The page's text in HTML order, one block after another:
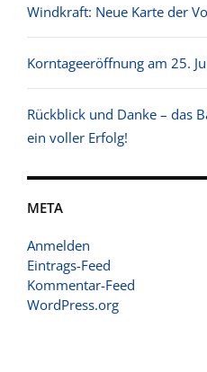
Windkraft: Neue Karte der
Korntageeröffnung am 25.
Rückblick und Danke – das
ein voller Erfolg!
META
Anmelden
Eintrags-Feed
Kommentar-Feed
WordPress.org